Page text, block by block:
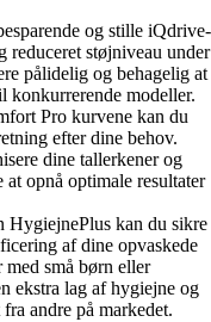
og stille iQdrive-
støjniveau under
pålidelig og behagelig at
modeller.
Pro kurvene kan du
efter dine behov.
dine tallerkener og
opnå optimale resultater
kan du sikre
af dine opvaskede
små børn eller
ekstra lag af hygiejne og
andre på markedet.